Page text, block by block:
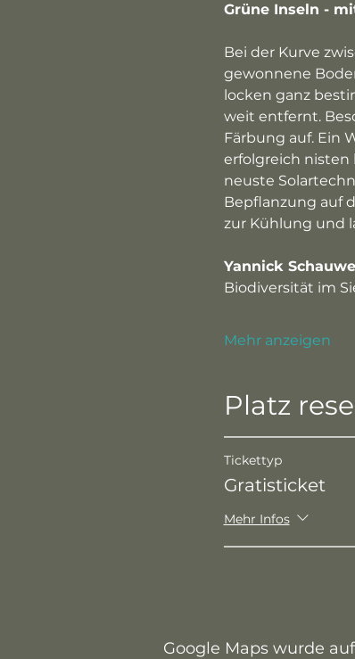
Grüne Inseln -
Bei der Kurve
gewonnene
locken ganz
weit entfernt.
Färbung auf. Ein
erfolgreich nisten
neuste
Bepflanzung auf
zur Kühlung und
Yannick
Biodiversität im
Mehr anzeigen
Platz
Tickettyp
Gratisticket
Mehr Infos
Google Maps wurde